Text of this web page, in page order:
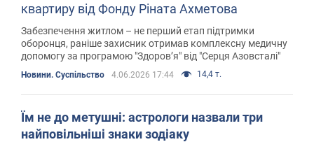
квартиру від Фонду Ріната Ахметова
Забезпечення житлом – не перший етап підтримки
оборонця, раніше захисник отримав комплексну медичну
допомогу за програмою "Здоров’я" від "Серця Азовсталі"
Новини. Суспільство 4.06.2026 17:44 14,4 т.
Їм не до метушні: астрологи назвали три
найповільніші знаки зодіаку